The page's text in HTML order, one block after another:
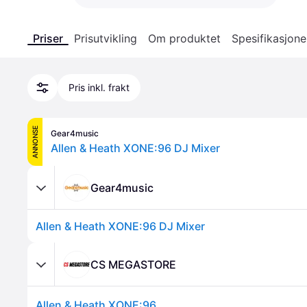
Priser Prisutvikling Om produktet
Pris inkl. frakt
ANNONSE Gear4music
Allen & Heath XONE:96 DJ Mixer
Gear4music
Allen & Heath XONE:96 DJ Mixer
CS MEGASTORE